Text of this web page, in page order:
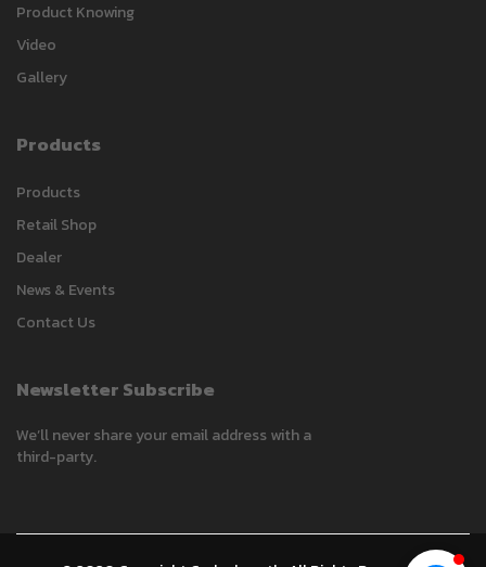
Product Knowing
Video
Gallery
Products
Products
Retail Shop
Dealer
News & Events
Contact Us
Newsletter Subscribe
We’ll never share your email address with a
third-party.